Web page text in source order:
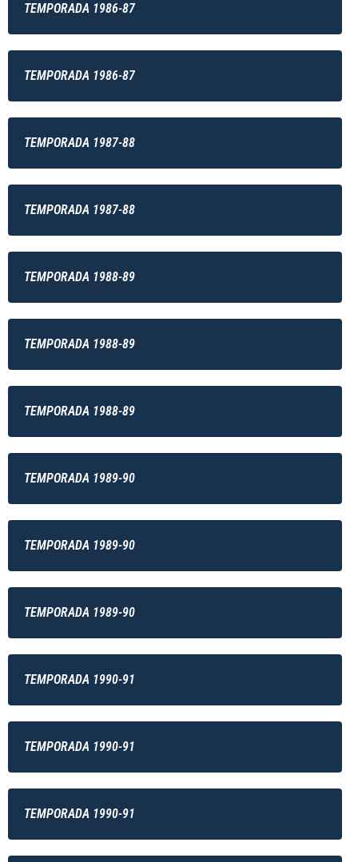
TEMPORADA 1986-87
TEMPORADA 1986-87
TEMPORADA 1987-88
TEMPORADA 1987-88
TEMPORADA 1988-89
TEMPORADA 1988-89
TEMPORADA 1988-89
TEMPORADA 1989-90
TEMPORADA 1989-90
TEMPORADA 1989-90
TEMPORADA 1990-91
TEMPORADA 1990-91
TEMPORADA 1990-91